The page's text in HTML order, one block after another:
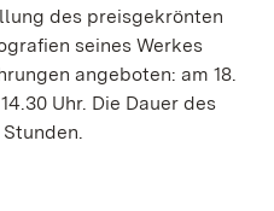
des preisgekrönten
seines Werkes
angeboten: am 18.
Uhr. Die Dauer des